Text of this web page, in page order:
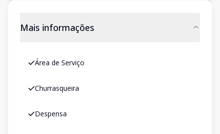
Mais informações
Área de Serviço
Churrasqueira
Despensa